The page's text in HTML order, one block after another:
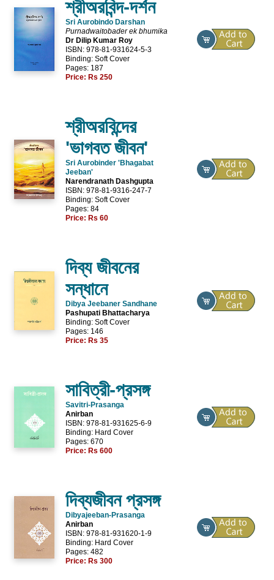
শ্রীঅরবিন্দ-দর্শন
Sri Aurobindo Darshan
Purnadwaitobader ek bhumika
Dr Dilip Kumar Roy
ISBN: 978-81-931624-5-3
Binding: Soft Cover
Pages: 187
Price: Rs 250
শ্রীঅরবিন্দের
'ভাগবত জীবন'
Sri Aurobinder 'Bhagabat
Jeeban'
Narendranath Dashgupta
ISBN: 978-81-9316-247-7
Binding: Soft Cover
Pages: 84
Price: Rs 60
দিব্য জীবনের
সন্ধানে
Dibya Jeebaner Sandhane
Pashupati Bhattacharya
Binding: Soft Cover
Pages: 146
Price: Rs 35
সাবিত্রী-প্রসঙ্গ
Savitri-Prasanga
Anirban
ISBN: 978-81-931625-6-9
Binding: Hard Cover
Pages: 670
Price: Rs 600
দিব্যজীবন প্রসঙ্গ
Dibyajeeban-Prasanga
Anirban
ISBN: 978-81-931620-1-9
Binding: Hard Cover
Pages: 482
Price: Rs 300